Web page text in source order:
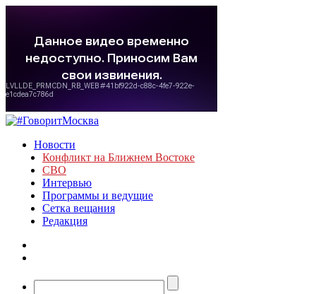
Новости
Конфликт на Ближнем Востоке
СВО
Интервью
Программы и ведущие
Сетка вещания
Редакция